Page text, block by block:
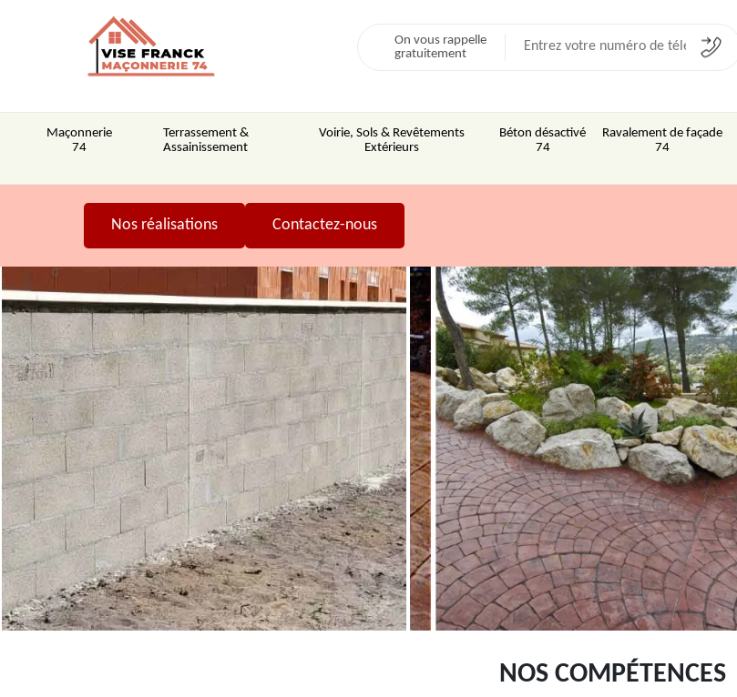
On vous rappelle
gratuitement
Maçonnerie
74
Terrassement &
Assainissement
Voirie, Sols & Revêtements
Extérieurs
Béton désactivé
74
Ravalement de façade
74
Nos réalisations Contactez-nous
NOS COMPÉTENCES